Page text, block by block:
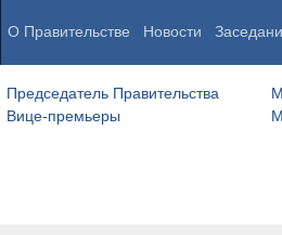
О Правительстве Новости
Председатель Правительства
Вице-премьеры